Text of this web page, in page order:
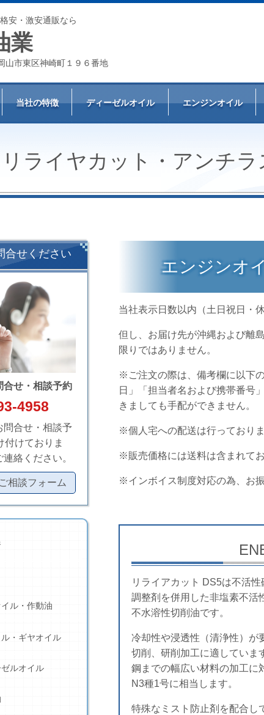
安・激安通販なら
業
山市東区神崎町１９６番地
当社の特徴 ディーゼルオイル エンジンオイル
リライヤカット・ アンチ
エンジンオ
当社表示日数以内（土日祝日・
但し、お届け先が沖縄および離
限りではありません。
※ご注文の際は、備考欄に以下
日」「担当者名および携帯番号
きましても手配ができません。
※個人宅への配送は行っておりま
※販売価格には送料は含まれて
※インボイス制度対応の為、 お
リライアカット DS5は不活
調整剤を併用した非塩素不活
不水溶性切削油です。
冷却性や浸透性（清浄性）が
切削、研削加工に適していま
鋼までの幅広い材料の加工に
N3種1号に相当します。
特殊なミスト防止剤を配合し
合せください
合せ・相談予約
4958
問合せ・相談予
付けておりま
絡ください。
相談フォーム
ル・作動油
・ギヤオイル
ルオイル